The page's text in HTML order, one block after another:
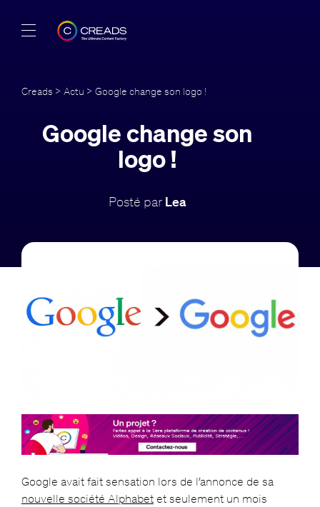
À propos
Creads > Actu > Google change son logo !
Google change son
logo !
Posté par Lea
Google avait fait sensation lors de l’annonce de sa
nouvelle société Alphabetet seulement un mois